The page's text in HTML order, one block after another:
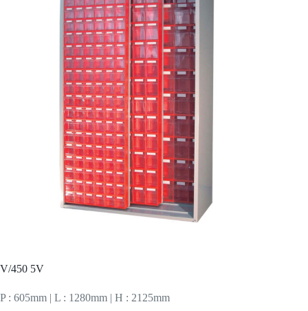
V/450 5V
P : 605mm | L : 1280mm | H : 2125mm